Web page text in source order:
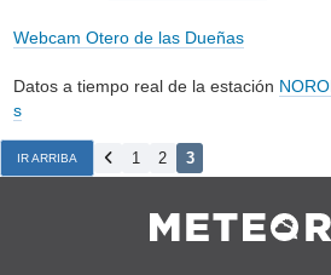
Webcam Otero de las Dueñas
Datos a tiempo real de la estación
s
IR ARRIBA 1 2 3